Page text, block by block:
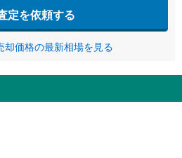
定を依頼する
却価格の最新相場を見る